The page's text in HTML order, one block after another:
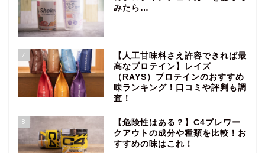
みたら…
7
【人工甘味料さえ許容できれば最
高なプロテイン】レイズ
（RAYS）プロテインのおすすめ
味ランキング！口コミや評判も調
査！
8
【危険性はある？】C4プレワー
クアウトの成分や種類を比較！お
すすめの味はこれ！